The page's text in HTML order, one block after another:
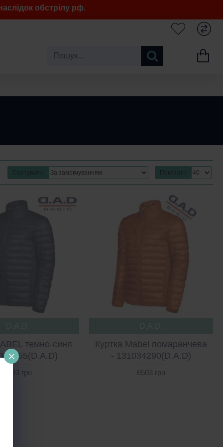
обстрілу рф.
Сортувати: Показати
темно-синя
3993 грн
Куртка Mabel помаранчева
- 131034290(D.A.D)
6503 грн